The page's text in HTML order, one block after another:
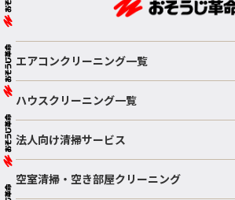
エアコンクリーニング一覧
ハウスクリーニング一覧
法人向け清掃サービス
空室清掃・空き部屋クリーニング